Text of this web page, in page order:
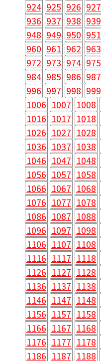
924 925 926 927
936 937 938 939
948 949 950 951
960 961 962 963
972 973 974 975
984 985 986 987
996 997 998 999
1006 1007 1008
1016 1017 1018
1026 1027 1028
1036 1037 1038
1046 1047 1048
1056 1057 1058
1066 1067 1068
1076 1077 1078
1086 1087 1088
1096 1097 1098
1106 1107 1108
1116 1117 1118
1126 1127 1128
1136 1137 1138
1146 1147 1148
1156 1157 1158
1166 1167 1168
1176 1177 1178
1186 1187 1188